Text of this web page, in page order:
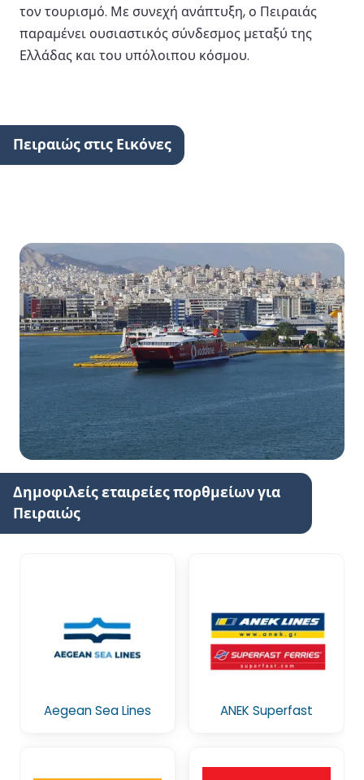
τον τουρισμό. Με συνεχή ανάπτυξη, ο Πειραιάς
παραμένει ουσιαστικός σύνδεσμος μεταξύ της
Ελλάδας και του υπόλοιπου κόσμου.
Πειραιώς στις Εικόνες
Δημοφιλείς εταιρείες πορθμείων για
Πειραιώς
Aegean Sea Lines ANEK Superfast